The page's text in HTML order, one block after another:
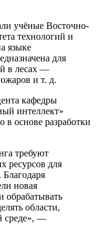
учёные Восточно-
технологий и
языке
для
в лесах —
и т. д.
кафедры
интеллект»
в основе разработки
требуют
ресурсов для
новая
обрабатывать
области,
среде», —